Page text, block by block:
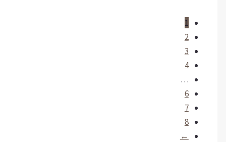
1
2
3
4
…
6
7
8
←